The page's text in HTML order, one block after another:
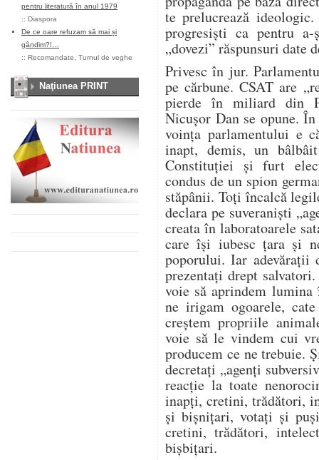
pentru literatură în anul 1979
:: Diaspora
De ce oare refuzam să mai și
gândim?!…
:: Recomandate Turnul de veghe
Naţiunea PRINT
te prelucrează
progresiști ca pentru
„dovezi” răspunsuri date
Privesc în jur.
pe cărbune. CSAT are
pierde în miliard din
Nicușor Dan se opune.
voința parlamentului e
inapt, demis, un
Constituției și furt
condus de un spion
stăpânii. Toți încalcă
declara pe suveraniști
creata în laboratoarele
care își iubesc țara și
poporului. Iar adevărații
prezentați drept
voie să aprindem lumina
ne irigam ogoarele,
creștem propriile
voie să le vindem cui
producem ce ne trebuie.
decretați „agenți
reacție la toate
inapți, cretini, trădători,
și bișnițari, votați și
cretini, trădători,
bișbițari.